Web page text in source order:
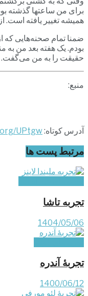
برای من ساعتها گذشته
همیشه تغییر یافته است.
ضمنا تمام صحنه‌هایی که
بودم. یک هفته بعد من به
حقیقت را به من می‌گفت.
منبع:
آدرس کوتاه:UPtgw
مرتبط پست ها
تجربه تاشا
1404/05/06
تجربۀ آندره
1400/06/12